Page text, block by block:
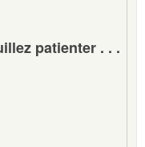
patienter . . .